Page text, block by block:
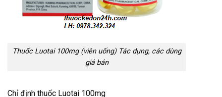
Thuốc Luotai 100mg (viên uống) Tác dụng, các dùng
giá bán
Chỉ định thuốc Luotai 100mg